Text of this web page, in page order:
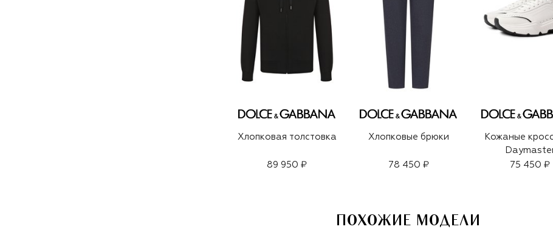
Хлопковая толстовка
89 950 ₽
Хлопковые брюки
78 450 ₽
Кожаные
75 450 ₽
ПОХОЖИЕ МОДЕЛИ